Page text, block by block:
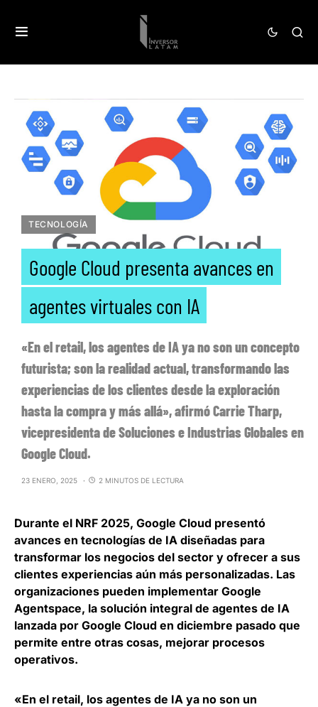
TECNOLOGÍA
Google Cloud presenta avances en
agentes virtuales con IA
«En el retail, los agentes de IA ya no son un concepto
futurista; son la realidad actual, transformando las
experiencias de los clientes desde la exploración
hasta la compra y más allá», afirmó Carrie Tharp,
vicepresidenta de Soluciones e Industrias Globales en
Google Cloud.
23 ENERO, 2025 2 MINUTOS DE LECTURA
Durante el NRF 2025, Google Cloud presentó
avances en tecnologías de IA diseñadas para
transformar los negocios del sector y ofrecer a sus
clientes experiencias aún más personalizadas. Las
organizaciones pueden implementar Google
Agentspace, la solución integral de agentes de IA
lanzada por Google Cloud en diciembre pasado que
permite entre otras cosas, mejorar procesos
operativos.
«En el retail, los agentes de IA ya no son un